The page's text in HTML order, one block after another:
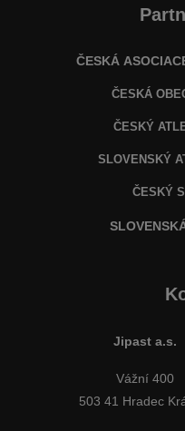
ČESKÁ
ČESKÁ
ČESKÝ
SLOVENSKÝ
ČESKÝ
Jipast a.s.
Vážní 400
503 41 Hradec